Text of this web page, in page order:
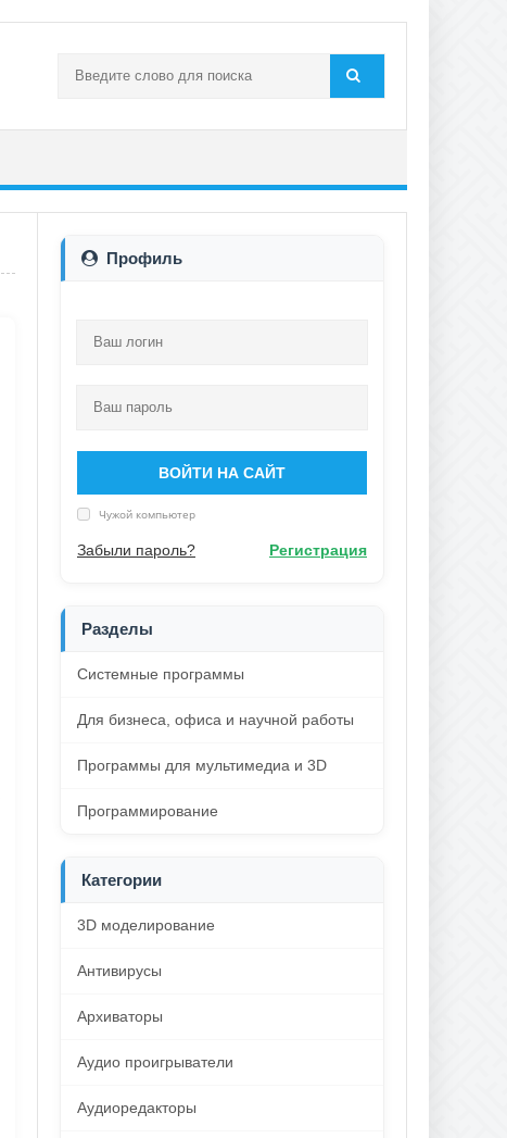
Профиль
ВОЙТИ НА САЙТ
Чужой компьютер
Забыли пароль? Регистрация
Разделы
Системные программы
Для бизнеса, офиса и научной работы
Программы для мультимедиа и 3D
Программирование
Категории
3D моделирование
Антивирусы
Архиваторы
Аудио проигрыватели
Аудиоредакторы